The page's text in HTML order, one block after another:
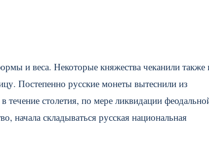
и веса. Некоторые княжества чеканили также
Постепенно русские монеты вытеснили из
столетия, по мере ликвидации
начала складываться русская национальная